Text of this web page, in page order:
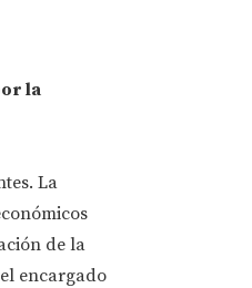
la
La
de la
encargado